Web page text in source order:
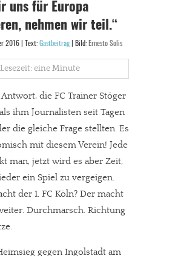
uns für Europa
nehmen wir teil.“
2016 | Text: Gastbeitrag| Bild: Ernesto Solis
eine Minute
die FC Trainer Stöger
ihm Journalisten seit Tagen
die gleiche Frage stellten. Es
mit diesem Verein! Jede
man, jetzt wird es aber Zeit,
ein Spiel zu vergeigen.
der 1. FC Köln? Der macht
Durchmarsch. Richtung
gegen Ingolstadt am